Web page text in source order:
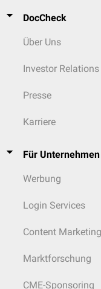
DocCheck
Über Uns
Investor Relations
Presse
Karriere
Für Unternehmen
Werbung
Login Services
Content Marketing
Marktforschung
CME-Sponsoring